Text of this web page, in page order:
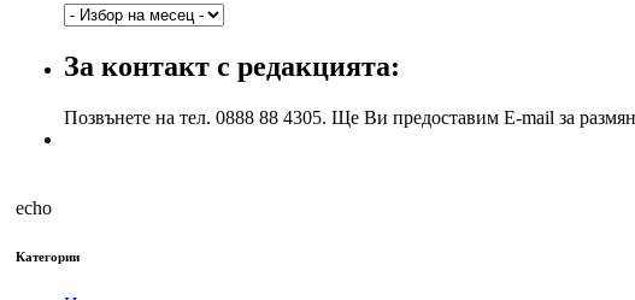
Архив
години
и
За контакт с редакцията:
Позвънете на тел. 0888 88 4305. Ще Ви предоставим E-mail за
echo
Категории